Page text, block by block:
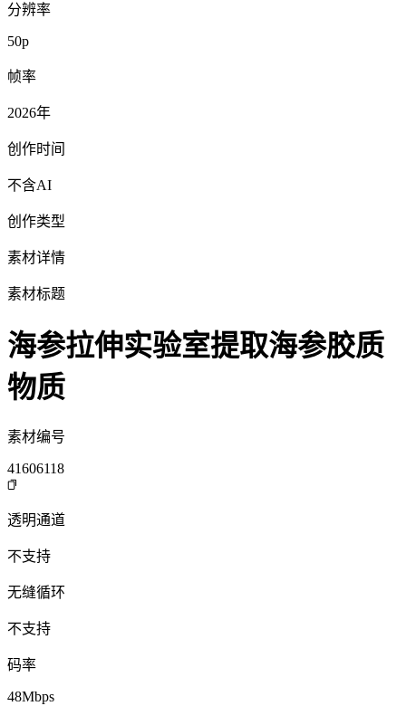
分辨率
50p
帧率
2026年
创作时间
不含AI
创作类型
素材详情
素材标题
海参拉伸实验室提取海参胶质
物质
素材编号
41606118
透明通道
不支持
无缝循环
不支持
码率
48Mbps